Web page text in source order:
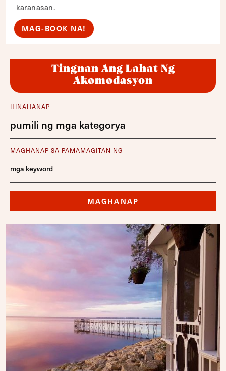
karanasan.
MAG-BOOK NA!
Tingnan Ang Lahat Ng
Akomodasyon
HINAHANAP
pumili ng mga kategorya
MAGHANAP SA PAMAMAGITAN NG
MAGHANAP